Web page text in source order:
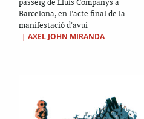
passeig de Lluís Companys a
Barcelona, en l'acte final de la
manifestació d'avui
| AXEL JOHN MIRANDA